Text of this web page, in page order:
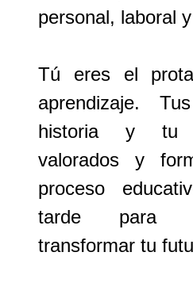
personal, laboral
Tú eres el
aprendizaje.
historia y tu
valorados y
proceso
tarde para
transformar tu